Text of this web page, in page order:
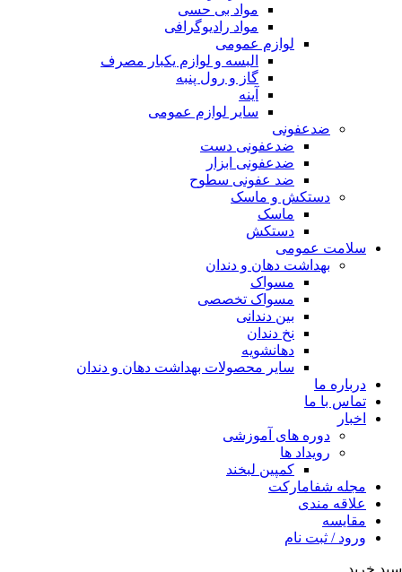
مواد بی حسی
مواد رادیوگرافی
لوازم عمومی
البسه و لوازم یکبار مصرف
گاز و رول پنبه
آینه
سایر لوازم عمومی
ضدعفونی
ضدعفونی دست
ضدعفونی ابزار
ضد عفونی سطوح
دستکش و ماسک
ماسک
دستکش
سلامت عمومی
بهداشت دهان و دندان
مسواک
مسواک تخصصی
بین دندانی
نخ دندان
دهانشویه
سایر محصولات بهداشت دهان و دندان
درباره ما
تماس با ما
اخبار
دوره های آموزشی
رویداد ها
کمپین لبخند
مجله شفامارکت
علاقه مندی
مقایسه
ورود / ثبت نام
سبد خرید